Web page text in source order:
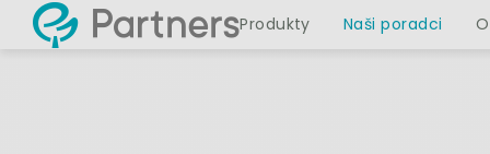
Produkty Naši poradci